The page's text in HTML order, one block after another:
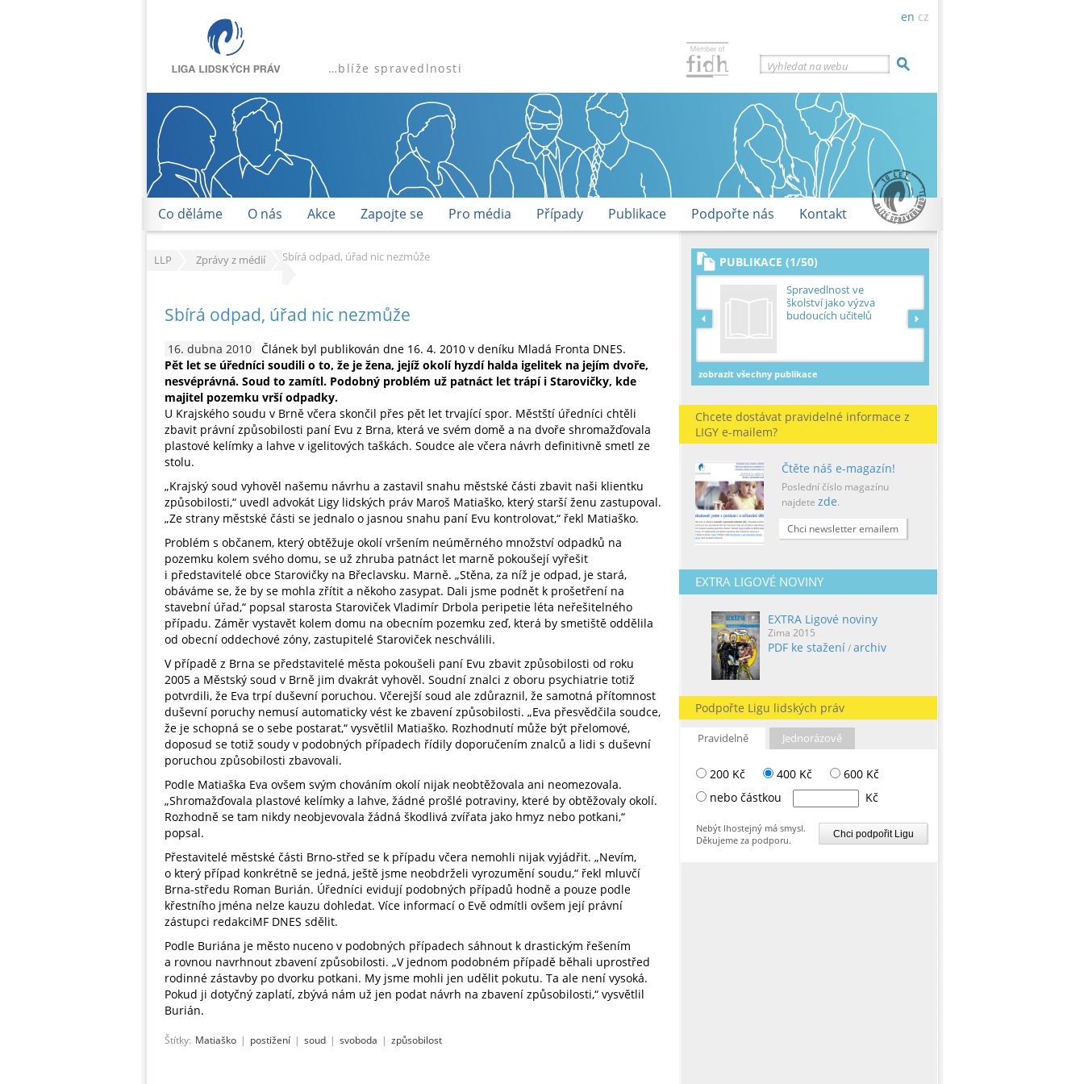
…blíže spravedlnosti Vyhledat na webu
en cz
Co děláme O nás Akce Zapojte se Pro média Případy Publikace Podpořte nás Kontakt
LLP Zprávy z médií Sbírá odpad, úřad nic nezmůže PUBLIKACE (1/50)
Spravedlnost ve
školství jako výzva
budoucích učitelů
zobrazit všechny publikace
Chcete dostávat pravidelné informace z
LIGY e-mailem?
Čtěte náš e-magazín!
Poslední číslo magazínu
najdete zde.
Chci newsletter emailem
EXTRA LIGOVÉ NOVINY
EXTRA Ligové noviny
Zima 2015
PDF ke stažení/archiv
Podpořte Ligu lidských práv
Pravidelně
200 Kč 400 Kč
600 Kč
nebo částkou
Kč
Nebýt lhostejný má smysl.
Děkujeme za podporu.
Jednorázově
Sbírá odpad, úřad nic nezmůže
16. dubna 2010
Článek byl publikován dne 16. 4. 2010 v deníku Mladá Fronta DNES.
Pět let se úředníci soudili o to, že je žena, jejíž okolí hyzdí halda igelitek na jejím dvoře,
nesvéprávná. Soud to zamítl. Podobný problém už patnáct let trápí i Starovičky, kde
majitel pozemku vrší odpadky.
U Krajského soudu v Brně včera skončil přes pět let trvající spor. Městští úředníci chtěli
zbavit právní způsobilosti paní Evu z Brna, která ve svém domě a na dvoře shromažďovala
plastové kelímky a lahve v igelitových taškách. Soudce ale včera návrh definitivně smetl ze
stolu.
„Krajský soud vyhověl našemu návrhu a zastavil snahu městské části zbavit naši klientku
způsobilosti,“ uvedl advokát Ligy lidských práv Maroš Matiaško, který starší ženu zastupoval.
„Ze strany městské části se jednalo o jasnou snahu paní Evu kontrolovat,“ řekl Matiaško.
Problém s občanem, který obtěžuje okolí vršením neúměrného množství odpadků na
pozemku kolem svého domu, se už zhruba patnáct let marně pokoušejí vyřešit
i představitelé obce Starovičky na Břeclavsku. Marně. „Stěna, za níž je odpad, je stará,
obáváme se, že by se mohla zřítit a někoho zasypat. Dali jsme podnět k prošetření na
stavební úřad,“ popsal starosta Staroviček Vladimír Drbola peripetie léta neřešitelného
případu. Záměr vystavět kolem domu na obecním pozemku zeď, která by smetiště oddělila
od obecní oddechové zóny, zastupitelé Staroviček neschválili.
V případě z Brna se představitelé města pokoušeli paní Evu zbavit způsobilosti od roku
2005 a Městský soud v Brně jim dvakrát vyhověl. Soudní znalci z oboru psychiatrie totiž
potvrdili, že Eva trpí duševní poruchou. Včerejší soud ale zdůraznil, že samotná přítomnost
duševní poruchy nemusí automaticky vést ke zbavení způsobilosti. „Eva přesvědčila soudce,
že je schopná se o sebe postarat,“ vysvětlil Matiaško. Rozhodnutí může být přelomové,
doposud se totiž soudy v podobných případech řídily doporučením znalců a lidi s duševní
poruchou způsobilosti zbavovali.
Podle Matiaška Eva ovšem svým chováním okolí nijak neobtěžovala ani neomezovala.
„Shromažďovala plastové kelímky a lahve, žádné prošlé potraviny, které by obtěžovaly okolí.
Rozhodně se tam nikdy neobjevovala žádná škodlivá zvířata jako hmyz nebo potkani,“
popsal.
Přestavitelé městské části Brno-střed se k případu včera nemohli nijak vyjádřit. „Nevím,
o který případ konkrétně se jedná, ještě jsme neobdrželi vyrozumění soudu,“ řekl mluvčí
Brna-středu Roman Burián. Úředníci evidují podobných případů hodně a pouze podle
křestního jména nelze kauzu dohledat. Více informací o Evě odmítli ovšem její právní
zástupci redakciMF DNES sdělit.
Podle Buriána je město nuceno v podobných případech sáhnout k drastickým řešením
a rovnou navrhnout zbavení způsobilosti. „V jednom podobném případě běhali uprostřed
rodinné zástavby po dvorku potkani. My jsme mohli jen udělit pokutu. Ta ale není vysoká.
Pokud ji dotyčný zaplatí, zbývá nám už jen podat návrh na zbavení způsobilosti,“ vysvětlil
Burián.
Štítky: Matiaško | postižení | soud | svoboda | způsobilost